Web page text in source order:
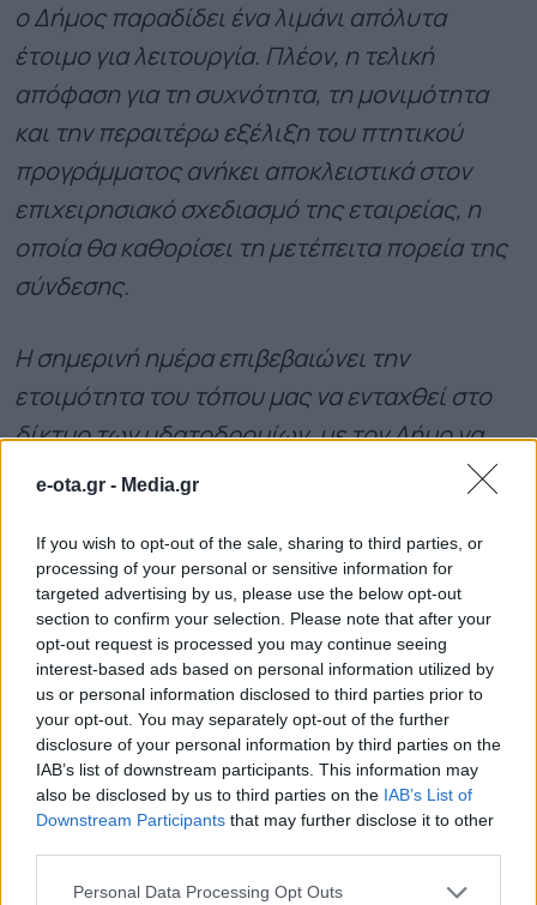
e-ota.gr - Media.gr
If you wish to opt-out of the sale, sharing to third parties, or
processing of your personal or sensitive information for
targeted advertising by us, please use the below opt-out
section to confirm your selection. Please note that after your
opt-out request is processed you may continue seeing
interest-based ads based on personal information utilized by
us or personal information disclosed to third parties prior to
your opt-out. You may separately opt-out of the further
disclosure of your personal information by third parties on the
IAB’s list of downstream participants. This information may
also be disclosed by us to third parties on the IAB’s List of
Downstream Participants that may further disclose it to other
Personal Data Processing Opt Outs
ο Δήμος παραδίδει ένα λιμάνι απόλυτα
έτοιμο για λειτουργία. Πλέον, η τελική
απόφαση για τη συχνότητα, τη μονιμότητα
και την περαιτέρω εξέλιξη του πτητικού
προγράμματος ανήκει αποκλειστικά στον
επιχειρησιακό σχεδιασμό της εταιρείας, η
οποία θα καθορίσει τη μετέπειτα πορεία της
σύνδεσης.
Η σημερινή ημέρα επιβεβαιώνει την
ετοιμότητα του τόπου μας να ενταχθεί στο
δίκτυο των υδατοδρομίων, με τον Δήμο να
παραμένει σταθερός αρωγός σε κάθε
την εξωστρέφεια της Κυλλήνης».